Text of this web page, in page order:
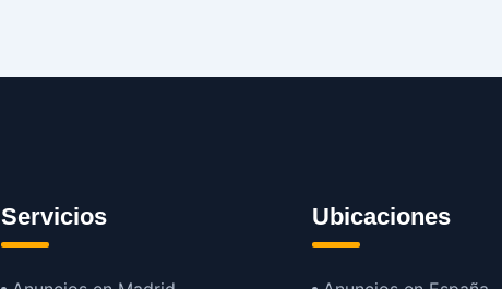
Servicios Ubicaciones